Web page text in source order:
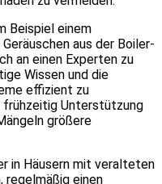
Beispiel einem
aus der Boiler-
an einen Experten zu
Wissen und die
effizient zu
frühzeitig Unterstützung
größere
in Häusern mit veralteten
regelmäßig einen